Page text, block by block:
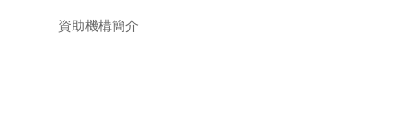
資助機構簡介